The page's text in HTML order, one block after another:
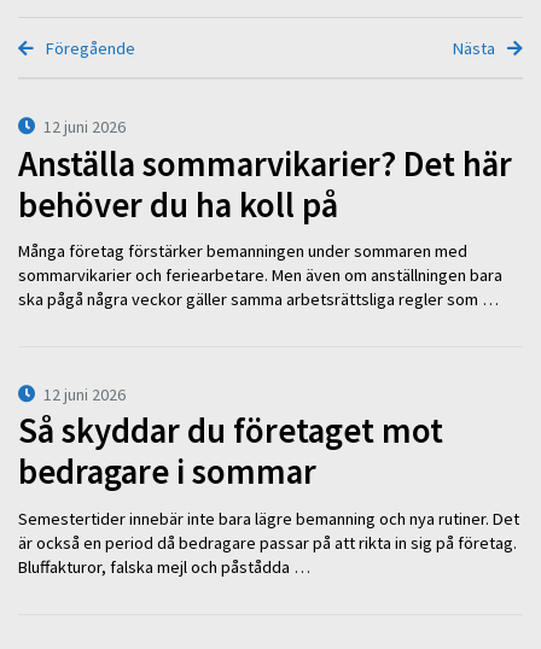
Föregående Nästa
12 juni 2026
Anställa sommarvikarier? Det här
behöver du ha koll på
Många företag förstärker bemanningen under sommaren med
sommarvikarier och feriearbetare. Men även om anställningen bara
ska pågå några veckor gäller samma arbetsrättsliga regler som …
12 juni 2026
Så skyddar du företaget mot
bedragare i sommar
Semestertider innebär inte bara lägre bemanning och nya rutiner. Det
är också en period då bedragare passar på att rikta in sig på företag.
Bluffakturor, falska mejl och påstådda …